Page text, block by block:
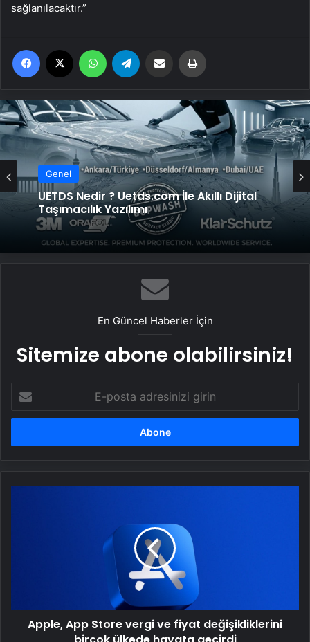
sağlanılacaktır.”
Facebook WhatsApp Email'den paylaş
Genel
UETDS Nedir ? Uetds.com İle Akıllı Dijital
Taşımacılık Yazılımı
En Güncel Haberler İçin
Sitemize abone olabilirsiniz!
posta
adresinizi
ülkede
hayataApple, App Store vergi ve fiyat değişikliklerini